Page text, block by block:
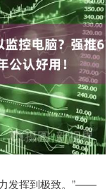
发挥到极致。”——